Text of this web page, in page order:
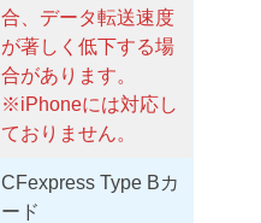
合、データ転送速度
が著しく低下する場
合があります。
※iPhoneには対応し
ておりません。
CFexpress Type Bカ
ード